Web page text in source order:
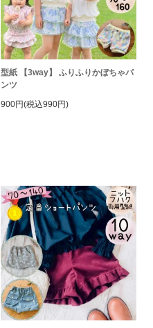
型紙 【3way】 ふりふりかぼちゃパ
ンツ
900円(税込990円)